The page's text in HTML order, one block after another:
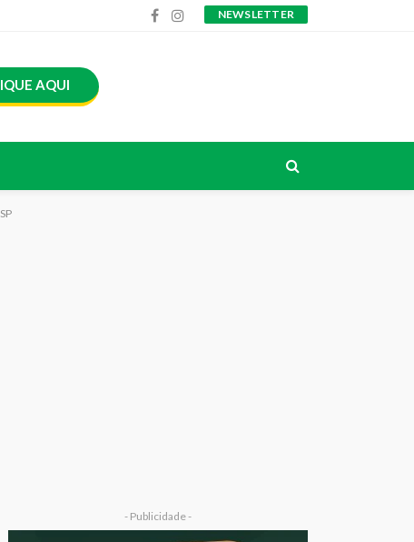
NEWSLETTER
AQUI
- Publicidade -